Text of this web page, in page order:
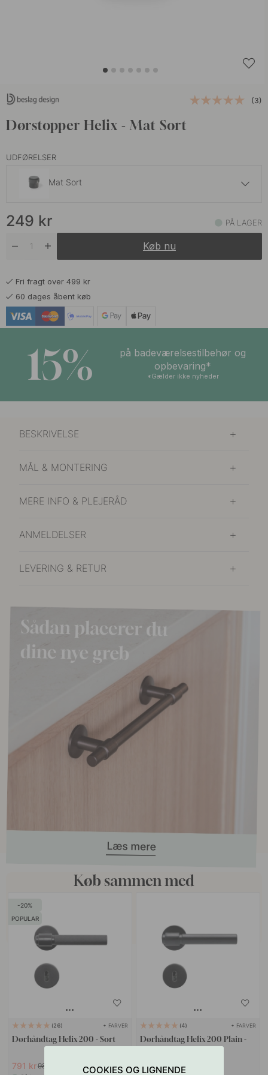
(3)
Dørstopper Helix - Mat Sort
UDFØRELSER
Mat Sort
Antik Bronze På lager
På lager
Mørk Bronze
Rustfrit Stål Finish 249 kr
249 kr PÅ LAGER
Køb nu
Fri fragt over 499 kr
60 dages åbent køb
15%
på badeværelsestilbehør og
opbevaring*
*Gælder ikke nyheder
BESKRIVELSE
MÅL & MONTERING
MERE INFO & PLEJERÅD
ANMELDELSER
LEVERING & RETUR
Køb sammen med
20
POPULAR
26 + FARVER
Dørhåndtag Helix 200 - Sort
791 kr989 kr
4 + FARVER
Dørhåndtag Helix 200 Plain -
989 kr
COOKIES OG LIGNENDE